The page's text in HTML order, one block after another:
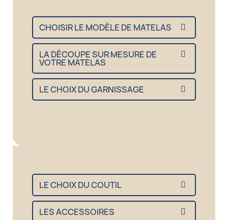
CHOISIR LE MODÈLE DE MATELAS
LA DÉCOUPE SUR MESURE DE
VOTRE MATELAS
LE CHOIX DU GARNISSAGE
LE CHOIX DU COUTIL
LES ACCESSOIRES